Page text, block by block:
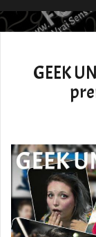
GEEK